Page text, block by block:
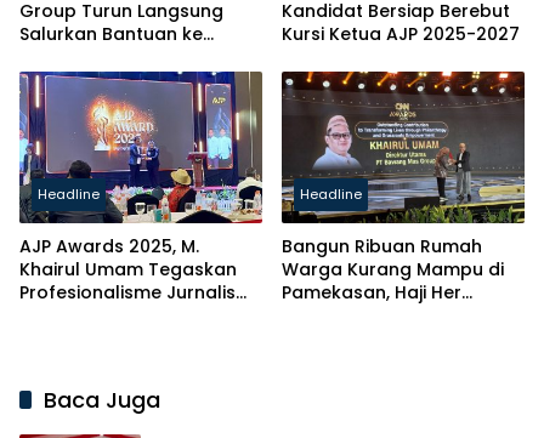
Group Turun Langsung
Salurkan Bantuan ke
Kandidat Bersiap Berebut
Kursi Ketua AJP 2025-2027
Headline
AJP Awards 2025, M.
Khairul Umam Tegaskan
Profesionalisme Jurnalis
Headline
Bangun Ribuan Rumah
Warga Kurang Mampu di
Pamekasan, Haji Her
Baca Juga